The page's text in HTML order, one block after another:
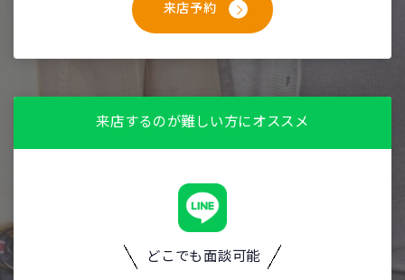
来店予約
来店するのが難しい方にオススメ
どこでも面談可能